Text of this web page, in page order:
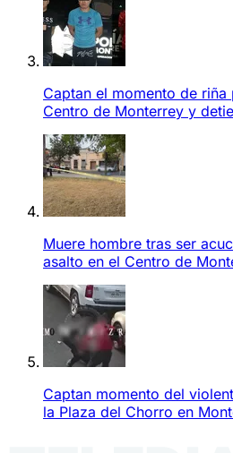
Captan el momento de riña
Centro de Monterrey y
Muere hombre tras ser
asalto en el Centro de
Captan momento del
la Plaza del Chorro en